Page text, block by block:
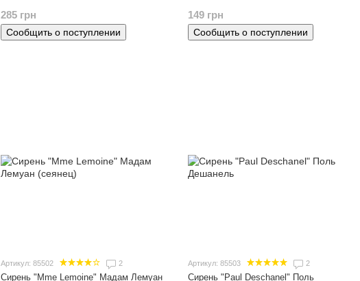
285 грн
Сообщить о поступлении
149 грн
Сообщить о поступлении
Артикул: 85502 2
Сирень "Mme Lemoine" Мадам Лемуан
Артикул: 85503 2
Сирень "Paul Deschanel" Поль